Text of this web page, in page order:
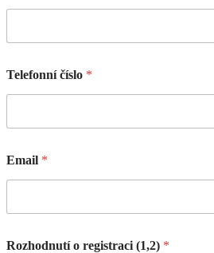
Telefonní číslo *
Email *
Rozhodnutí o registraci (1,2) *